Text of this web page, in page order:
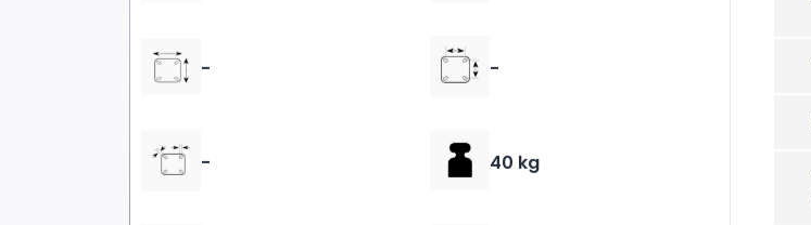
- -
- 40 kg